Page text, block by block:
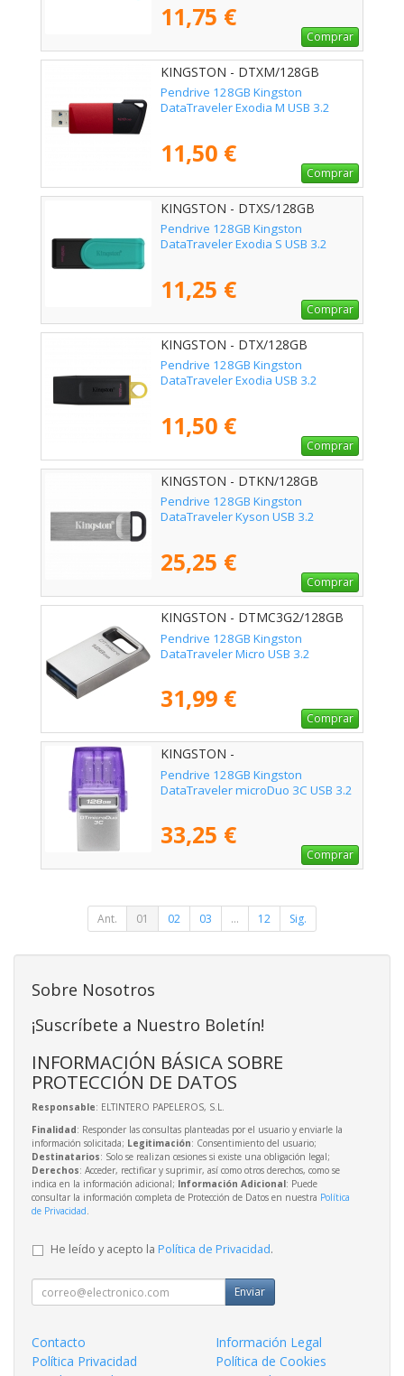
11,75 €
Comprar
KINGSTON - DTXM/128GB
Pendrive 128GB Kingston
DataTraveler Exodia M USB 3.2
11,50 €
Comprar
KINGSTON - DTXS/128GB
Pendrive 128GB Kingston
DataTraveler Exodia S USB 3.2
11,25 €
Comprar
KINGSTON - DTX/128GB
Pendrive 128GB Kingston
DataTraveler Exodia USB 3.2
11,50 €
Comprar
KINGSTON - DTKN/128GB
Pendrive 128GB Kingston
DataTraveler Kyson USB 3.2
25,25 €
Comprar
KINGSTON - DTMC3G2/128GB
Pendrive 128GB Kingston
DataTraveler Micro USB 3.2
31,99 €
Comprar
KINGSTON -
DTDUO3CG3/128GB
Pendrive 128GB Kingston
DataTraveler microDuo 3C USB 3.2
33,25 €
Comprar
Ant. 01 02 03 ... 12 Sig.
Sobre Nosotros
¡Suscríbete a Nuestro Boletín!
INFORMACIÓN BÁSICA SOBRE
PROTECCIÓN DE DATOS
Responsable: ELTINTERO PAPELEROS, S.L.
Finalidad: Responder las consultas planteadas por el usuario y enviarle la
información solicitada; Legitimación: Consentimiento del usuario;
Destinatarios: Solo se realizan cesiones si existe una obligación legal;
Derechos: Acceder, rectificar y suprimir, así como otros derechos, como se
indica en la información adicional; Información Adicional: Puede
consultar la información completa de Protección de Datos en nuestra Política
de Privacidad.
He leído y acepto la Política de Privacidad.
Enviar
Contacto
Información Legal
Política Privacidad
Política de Cookies